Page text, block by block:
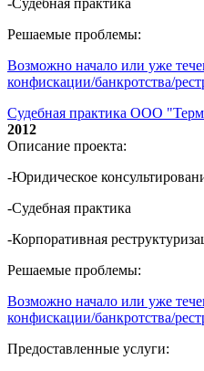
-Судебная практика
Решаемые проблемы:
Возможно начало или уже
конфискации/банкротства/
Судебная практика ООО
2012
Описание проекта:
-Юридическое
-Судебная практика
-Корпоративная
Решаемые проблемы:
Возможно начало или уже
конфискации/банкротства/
Предоставленные услуги: